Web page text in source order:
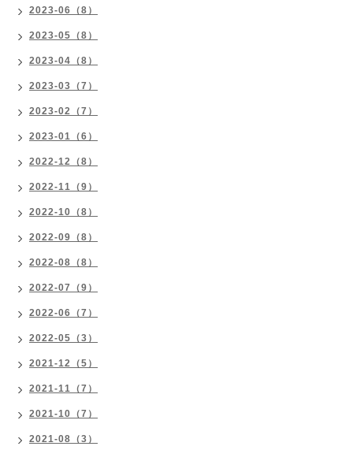
2023-06（8）
2023-05（8）
2023-04（8）
2023-03（7）
2023-02（7）
2023-01（6）
2022-12（8）
2022-11（9）
2022-10（8）
2022-09（8）
2022-08（8）
2022-07（9）
2022-06（7）
2022-05（3）
2021-12（5）
2021-11（7）
2021-10（7）
2021-08（3）